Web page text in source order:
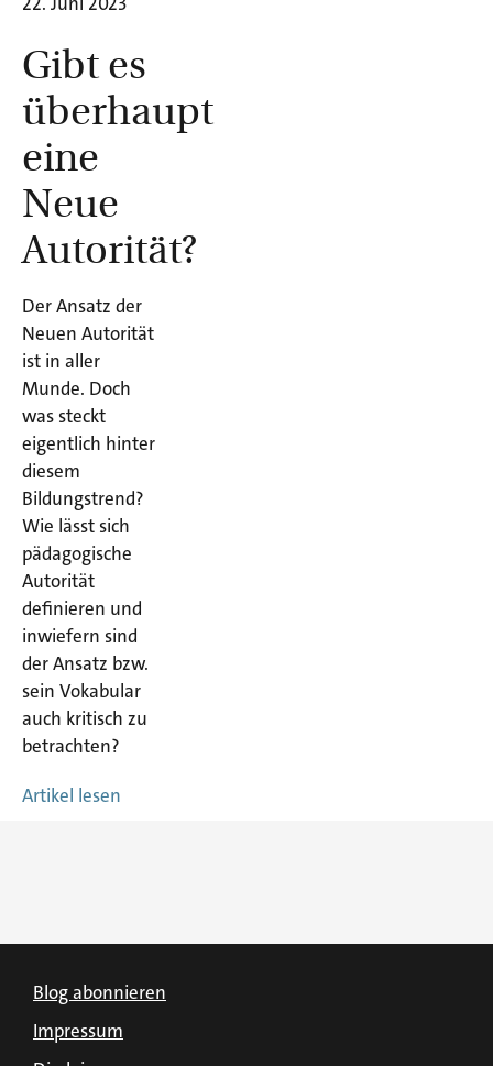
Gibt es
überhaupt
eine
Neue
Autorität?
Der Ansatz der
Neuen Autorität
ist in aller
Munde. Doch
was steckt
eigentlich hinter
diesem
Bildungstrend?
Wie lässt sich
pädagogische
Autorität
definieren und
inwiefern sind
der Ansatz bzw.
sein Vokabular
auch kritisch zu
betrachten?
Artikel lesen
Blog abonnieren
Impressum